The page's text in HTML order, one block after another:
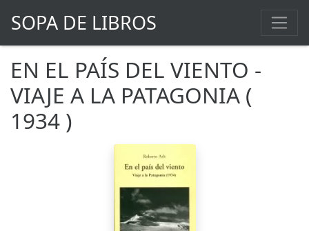
SOPA DE LIBROS
EN EL PAÍS DEL VIENTO -
VIAJE A LA PATAGONIA (
1934 )